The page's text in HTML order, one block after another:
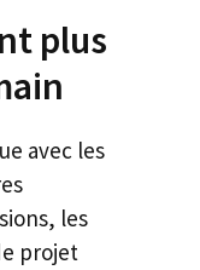
plus
avec les
les
projet